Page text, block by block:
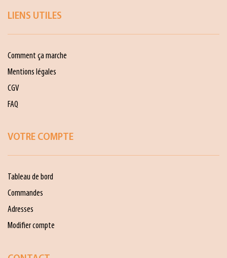
LIENS UTILES
Comment ça marche
Mentions légales
CGV
FAQ
VOTRE COMPTE
Tableau de bord
Commandes
Adresses
Modifier compte